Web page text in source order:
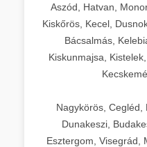
Aszód, Hatvan,
Kiskőrös, Kecel,
Bácsalmás,
Kiskunmajsa,
Nagykörös, Cegléd,
Dunakeszi,
Esztergom, Visegrád,